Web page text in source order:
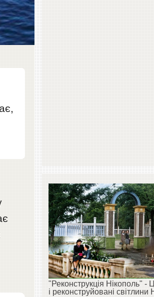
"Реконструкція Нікополь" -
і реконструйовані світлини